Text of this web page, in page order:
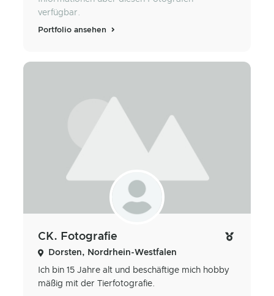
verfügbar.
Portfolio ansehen
CK. Fotografie
Dorsten, Nordrhein-Westfalen
Ich bin 15 Jahre alt und beschäftige mich hobby
mäßig mit der Tierfotografie.